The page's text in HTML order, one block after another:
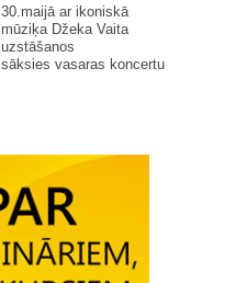
30.maijā ar ikoniskā
mūziķa Džeka Vaita
uzstāšanos
sāksies vasaras koncertu